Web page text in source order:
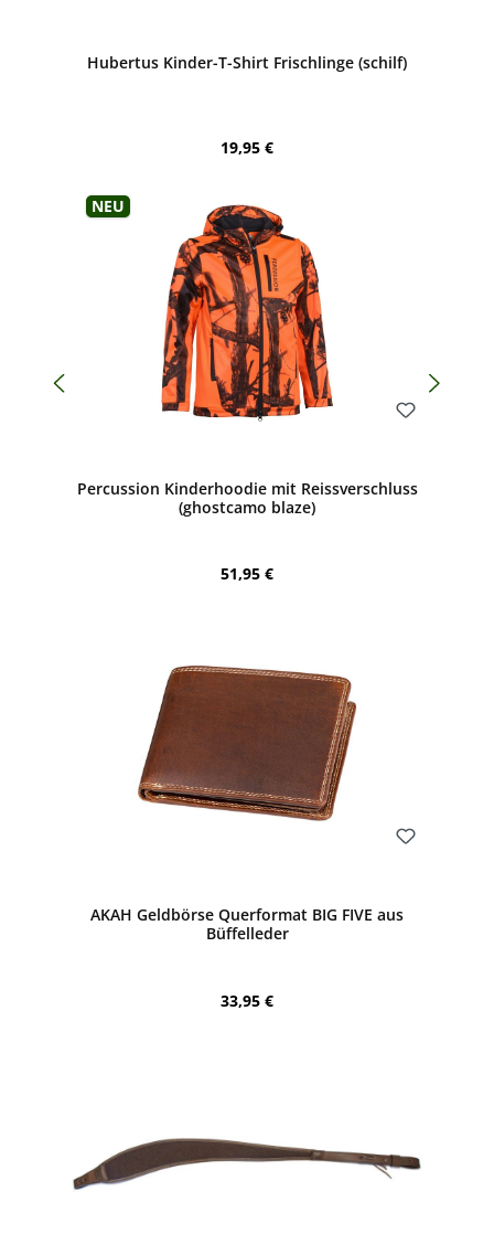
Hubertus Kinder-T-Shirt Frischlinge (schilf)
Regulärer Preis:
19,95 €
Neu
Percussion Kinderhoodie mit Reissverschluss
(ghostcamo blaze)
Regulärer Preis:
51,95 €
AKAH Geldbörse Querformat BIG FIVE aus
Büffelleder
Regulärer Preis:
33,95 €